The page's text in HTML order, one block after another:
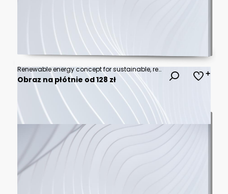
Renewable energy concept for sustainable, resource and environment icons. Electric power from nature. Creative ideas of energy.
Obraz na płótnie od 128 zł